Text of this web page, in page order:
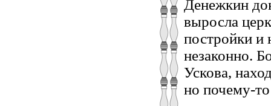
Денежкин
выросла
постройки и
незаконно.
Ускова,
но почему-